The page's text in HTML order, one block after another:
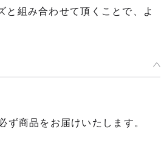
と組み合わせて頂くことで、よ
商品をお届けいたします。